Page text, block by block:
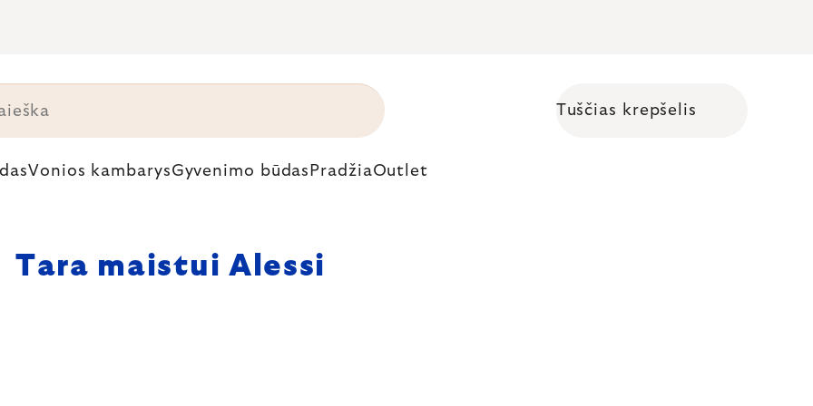
Shopping cart
Tuščias krepšelis
Vonios kambarysGyvenimo būdas PradžiaOutlet
Tara maistui Alessi